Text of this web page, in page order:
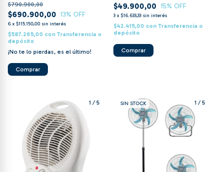
$690.900,00
$790.900,00
13% OFF
6 x $115.150,00 sin interés
$587.265,00 con Transferencia o
depósito
¡No te lo pierdas, es el último!
$49.900,00 15% OFF
3 x $16.633,33 sin interés
$42.415,00 con Transferencia o
depósito
1 /5 1 /5
SIN STOCK